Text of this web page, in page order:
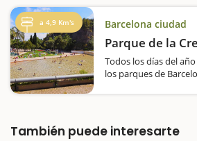
parque ofrece una
espacios verdes,…
a 4,9 Km's Barcelona ciudad
Parque de la
Todos los días del
los parques de
una enorme piscina
También puede interesarte